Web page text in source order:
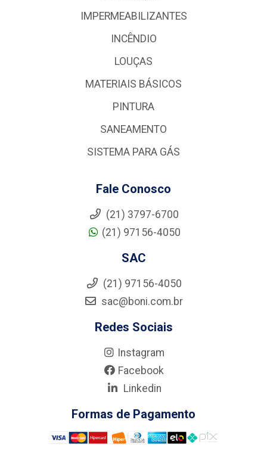
IMPERMEABILIZANTES
INCÊNDIO
LOUÇAS
MATERIAIS BÁSICOS
PINTURA
SANEAMENTO
SISTEMA PARA GÁS
Fale Conosco
(21) 3797-6700
(21) 97156-4050
SAC
(21) 97156-4050
sac@boni.com.br
Redes Sociais
Instagram
Facebook
Linkedin
Formas de Pagamento